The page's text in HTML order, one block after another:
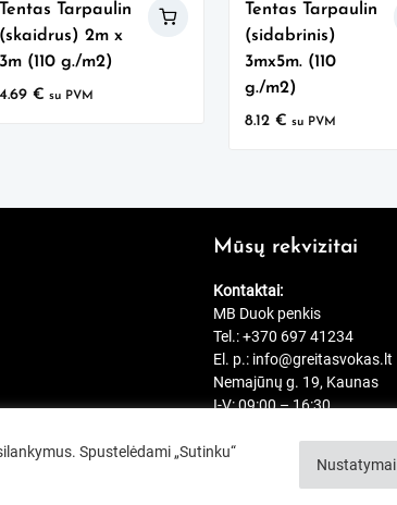
Spustelėdami „Sutinku“
Nustatymai
Tentas Tarpaulin
(skaidrus) 2m x
3m (110 g./m2)
4.69€ su PVM
Tentas Tarpaulin
(sidabrinis)
3mx5m. (110
g./m2)
8.12€ su PVM
Mūsų rekvizitai
Kontaktai:
MB Duok penkis
Tel.:+370 697 41234
El. p.: info@greitasvokas.lt
Nemajūnų g. 19, Kaunas
I-V: 09:00 – 16:30